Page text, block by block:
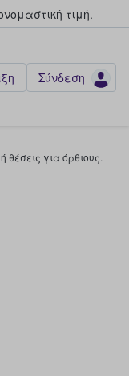
τιμή.
Σύνδεση
για όρθιους.